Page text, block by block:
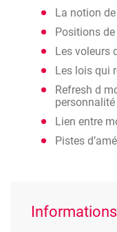
travers des
Prendre
chacun
temps
La notion
Positions de
Les voleurs
Les lois qui
Refresh d
personnalité
Lien entre
Pistes